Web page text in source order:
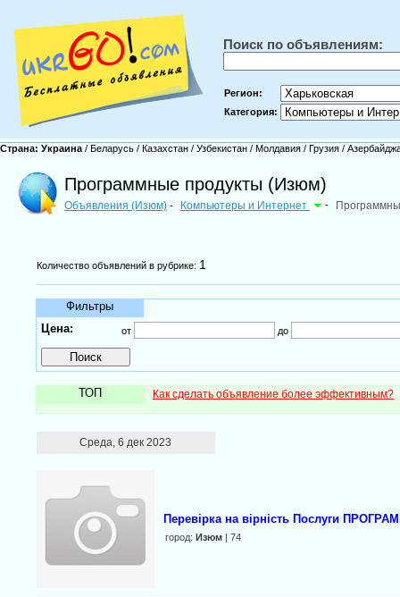
Поиск по объявлениям:
Регион:
Категория:
Страна: Украина / Беларусь / Казахстан / Узбекистан / Молдавия / Грузия /
Программные продукты (Изюм)
Объявления (Изюм) - Компьютеры и Интернет -
Количество объявлений в рубрике: 1
Фильтры
Цена:
от до
ТОП Как сделать объявление более эффективным?
Среда, 6 дек 2023
Перевірка на вірність Послуги
город: Изюм| 74